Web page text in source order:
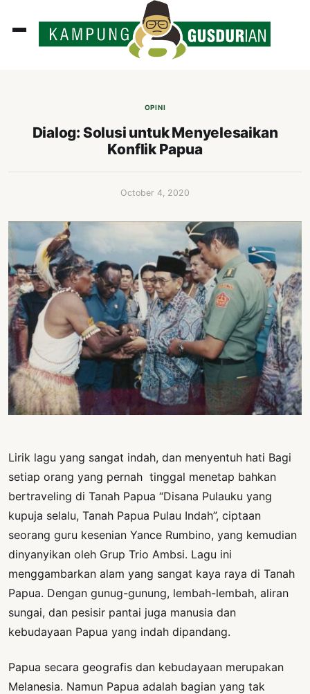
OPINI
Dialog: Solusi untuk Menyelesaikan
Konflik Papua
October 4, 2020
Lirik lagu yang sangat indah, dan menyentuh hati Bagi
setiap orang yang pernah tinggal menetap bahkan
bertraveling di Tanah Papua “Disana Pulauku yang
kupuja selalu, Tanah Papua Pulau Indah”, ciptaan
seorang guru kesenian Yance Rumbino, yang kemudian
dinyanyikan oleh Grup Trio Ambsi. Lagu ini
menggambarkan alam yang sangat kaya raya di Tanah
Papua. Dengan gunug-gunung, lembah-lembah, aliran
sungai, dan pesisir pantai juga manusia dan
kebudayaan Papua yang indah dipandang.
Papua secara geografis dan kebudayaan merupakan
Melanesia. Namun Papua adalah bagian yang tak